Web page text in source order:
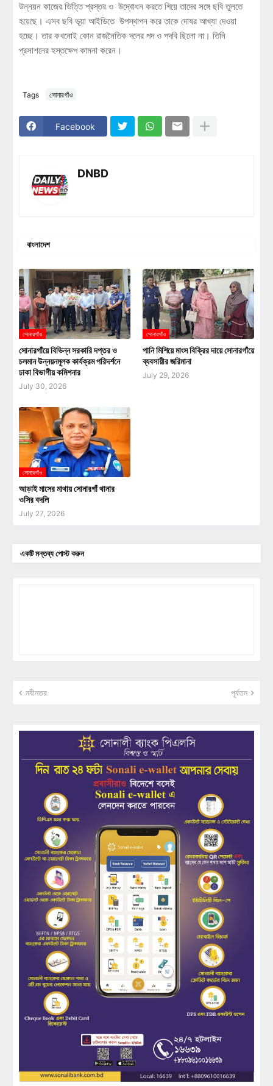
উন্নয়ন কাজের ভিত্তি প্রস্তর ও উদ্বোধন করতে গিয়ে তাদের সঙ্গে ছবি তুলতে
হয়েছে। এসব ছবি ভূয়া আইডিতে উপস্থাপন করে তাকে দোষর আখ্যা দেওয়া
হচ্ছে। তার কখনোই কোন রাজনৈতিক দলের পদ ও পদবি ছিলো না। তিনি
প্রসাশনের হস্তক্ষেপ কামনা করেন।
Tags সোনারগাঁও
Facebook
DNBD
বাংলাদেশ
সোনারগাঁও
সোনারগাঁয়ে বিভিন্ন সরকারি দপ্তর ও
চলমান উন্নয়নমূলক কার্যক্রম পরিদর্শনে
ঢাকা বিভাগীয় কমিশনার
July 30, 2026
সোনারগাঁও
পানি মিশিয়ে মাংস বিক্রির দায়ে সোনারগাঁয়ে
ব্যবসায়ীর জরিমানা
July 29, 2026
সোনারগাঁও
আড়াই মাসের মাথায় সোনারগাঁ থানার
ওসির বদলি
July 27, 2026
একটি মন্তব্য পোস্ট করুন
নবীনতর পূর্বতন